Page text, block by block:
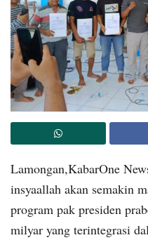
Lamongan,KabarOne
insyaallah akan semakin
program pak presiden
milyar yang terintegrasi